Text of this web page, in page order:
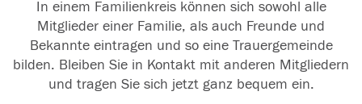
In einem Familienkreis können sich sowohl alle
Mitglieder einer Familie, als auch Freunde und
Bekannte eintragen und so eine Trauergemeinde
bilden. Bleiben Sie in Kontakt mit anderen Mitgliedern
und tragen Sie sich jetzt ganz bequem ein.